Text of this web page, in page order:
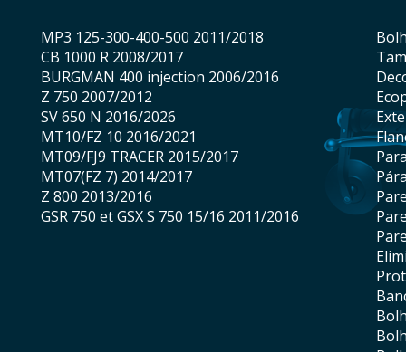
MP3 125-300-400-500 2011/2018
CB 1000 R 2008/2017
BURGMAN 400 injection 2006/2016
Z 750 2007/2012
SV 650 N 2016/2026
MT10/FZ 10 2016/2021
MT09/FJ9 TRACER 2015/2017
MT07(FZ 7) 2014/2017
Z 800 2013/2016
GSR 750 et GSX S 750 15/16 2011/2016